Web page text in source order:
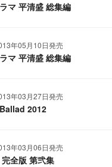
マ 平清盛 総集編
年05月10日発売
マ 平清盛 総集編
年03月27日発売
2012
年03月06日発売
全版 第弐集